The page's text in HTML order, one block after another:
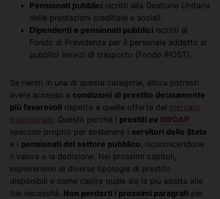
Pensionati pubblici iscritti alla Gestione Unitaria
delle prestazioni creditizie e sociali.
Dipendenti e pensionati pubblici iscritti al
Fondo di Previdenza per il personale addetto ai
pubblici servizi di trasporto (Fondo IPOST).
Se rientri in una di queste categorie, allora potresti
avere accesso a condizioni di prestito decisamente
più favorevoli rispetto a quelle offerte dal mercato
tradizionale. Questo perché i prestiti ex INPDAP
nascono proprio per sostenere i servitori dello Stato
e i pensionati del settore pubblico, riconoscendone
il valore e la dedizione. Nei prossimi capitoli,
esploreremo le diverse tipologie di prestito
disponibili e come capire quale sia la più adatta alle
tue necessità. Non perderti i prossimi paragrafi per